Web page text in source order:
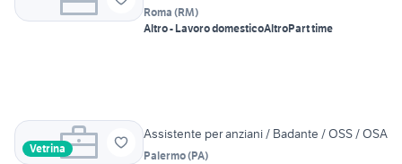
Roma (RM)
Altro - Lavoro domesticoAltroPart time
Vetrina
Assistente per anziani / Badante / OSS / OSA
Palermo(PA)